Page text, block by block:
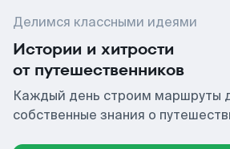
Делимся классными идеями
Истории и хитрости
от путешественников
Каждый день строим маршруты
собственные знания о